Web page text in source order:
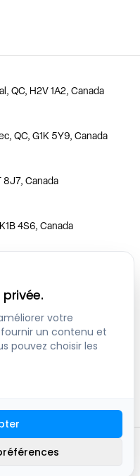
QC, H2V 1A2, Canada
QC, G1K 5Y9, Canada
8J7, Canada
4S6, Canada
M3C 3E5, Canada
V6P 6G5, Canada
Canada
du site
votre
un contenu et
pouvez choisir les